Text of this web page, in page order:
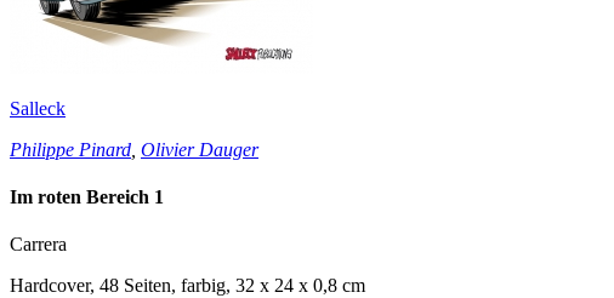
Salleck
Philippe Pinard Olivier Dauger
Im roten Bereich 1
Carrera
Hardcover, 48 Seiten, farbig, 32 x 24 x 0,8 cm